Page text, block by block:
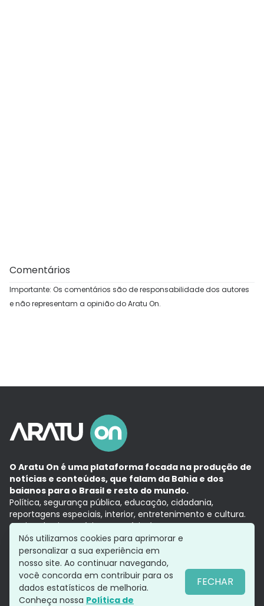
Comentários
Importante: Os comentários são de responsabilidade dos autores
e não representam a opinião do Aratu On.
O Aratu On é uma plataforma focada na produção de
notícias e conteúdos, que falam da Bahia e dos
baianos para o Brasil e resto do mundo.
Política, segurança pública, educação, cidadania,
reportagens especiais, interior, entretenimento e cultura.
Aqui, tudo vira notícia e a notícia é no tempo presente,
com a credibilidade do Grupo Aratu.
Grupo Aratu
Política de privacidade
Siga-nos
Nós utilizamos cookies para aprimorar e
personalizar a sua experiência em
nosso site. Ao continuar navegando,
você concorda em contribuir para os
dados estatísticos de melhoria.
Conheça nossa Política de
FECHAR